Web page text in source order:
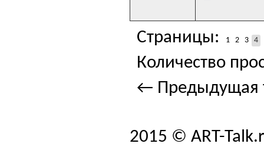
Страницы: 1 2 3 4
Количество
← Предыдущая
2015 © ART-